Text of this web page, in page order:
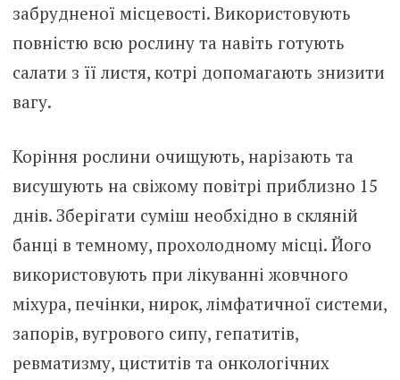
забрудненої місцевості. Використовують
повністю всю рослину та навіть готують
салати з її листя, котрі допомагають знизити
вагу.
Коріння рослини очищують, нарізають та
висушують на свіжому повітрі приблизно 15
днів. Зберігати суміш необхідно в скляній
банці в темному, прохолодному місці. Його
використовують при лікуванні жовчного
міхура, печінки, нирок, лімфатичної системи,
запорів, вугрового сипу, гепатитів,
ревматизму, циститів та онкологічних